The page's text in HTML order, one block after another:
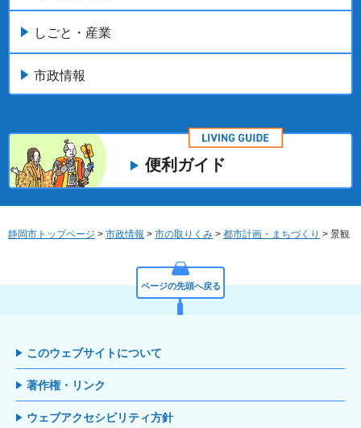
しごと・産業
市政情報
便利ガイド
静岡市トップページ > 市政情報 > 市の取りくみ > 都市計画・まちづくり > 景観
ページの先頭へ戻る
このウェブサイトについて
著作権・リンク
ウェブアクセシビリティ方針